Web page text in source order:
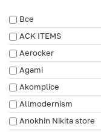
Все
ACK ITEMS
Aerocker
Agami
Akomplice
Allmodernism
Anokhin Nikita store